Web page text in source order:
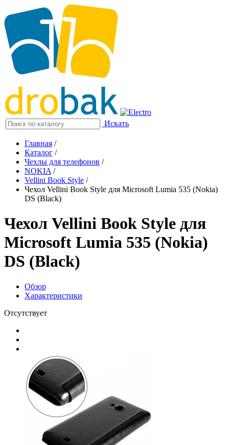
Искать
Главная /
Каталог /
Чехлы для телефонов /
NOKIA /
Vellini Book Style /
Чехол Vellini Book Style для Microsoft Lumia 535 (Nokia)
DS (Black)
Чехол Vellini Book Style для
Microsoft Lumia 535 (Nokia)
DS (Black)
Обзор
Характеристики
Отсутствует